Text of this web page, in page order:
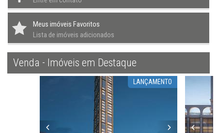
Meus imóveis Favoritos
Lista de imóveis adicionados
Venda - Imóveis em Destaque
LANÇAMENTO